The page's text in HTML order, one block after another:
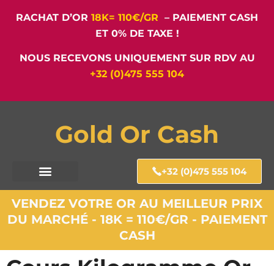
RACHAT D’OR 18K= 110€/GR – PAIEMENT CASH
ET 0% DE TAXE !
NOUS RECEVONS UNIQUEMENT SUR RDV AU
+32 (0)475 555 104
Gold Or Cash
+32 (0)475 555 104
VENDEZ VOTRE OR AU MEILLEUR PRIX
DU MARCHÉ - 18K = 110€/GR - PAIEMENT
CASH